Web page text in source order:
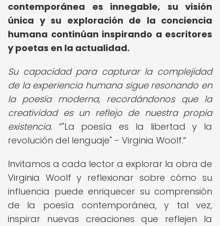
contemporánea es innegable, su visión
única y su exploración de la conciencia
humana continúan inspirando a escritores
y poetas en la actualidad.
Su capacidad para capturar la complejidad
de la experiencia humana sigue resonando en
la poesía moderna, recordándonos que la
creatividad es un reflejo de nuestra propia
existencia.
"La poesía es la libertad y la
revolución del lenguaje" - Virginia Woolf.
Invitamos a cada lector a explorar la obra de
Virginia Woolf y reflexionar sobre cómo su
influencia puede enriquecer su comprensión
de la poesía contemporánea, y tal vez,
inspirar nuevas creaciones que reflejen la